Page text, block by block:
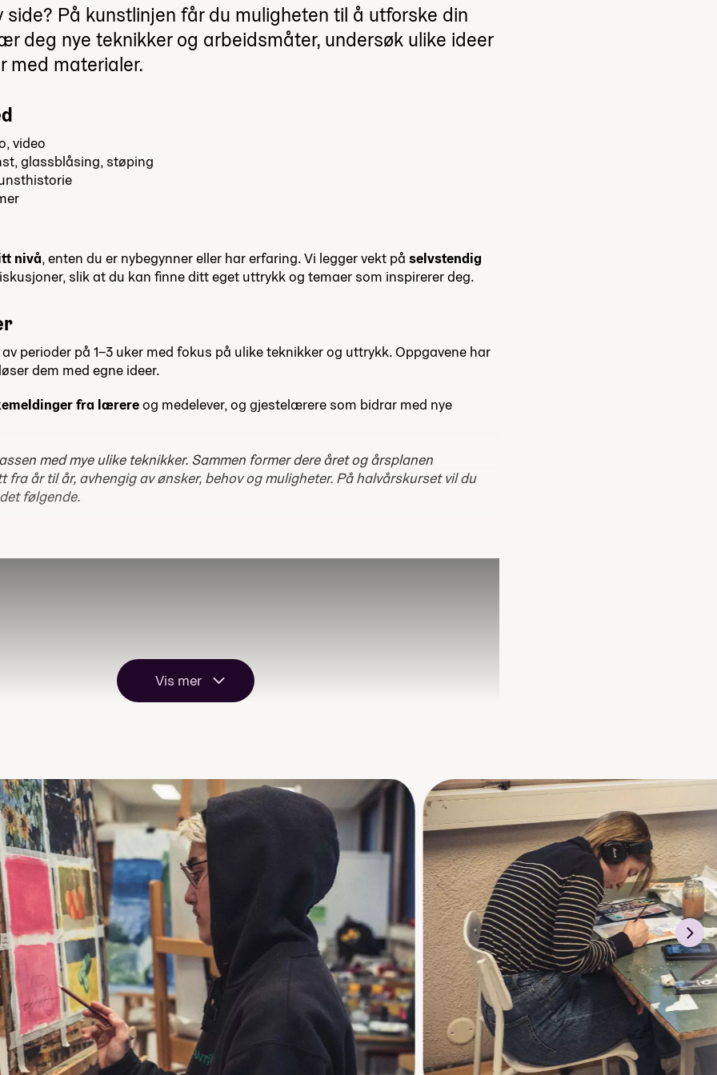
side? På kunstlinjen får du muligheten til å utforske din
deg nye teknikker og arbeidsmåter, undersøk ulike ideer
med materialer.
video
glassblåsing, støping
nivå, enten du er nybegynner eller har erfaring. Vi legger vekt på selvstendig
slik at du kan finne ditt eget uttrykk og temaer som inspirerer deg.
perioder på 1–3 uker med fokus på ulike teknikker og uttrykk. Oppgavene har
dem med egne ideer.
fra lærereog medelever, og gjestelærere som bidrar med nye
med mye ulike teknikker. Sammen former dere året og årsplanen
fra år til år, avhengig av ønsker, behov og muligheter. På halvårskurset vil du
følgende.
kroki og akttegning, og jobber med stilleben, portrett og abstrakte
som blyant, kull, pastell, akryl og olje.
og installasjon med nye materialer og jobber med forståelsen av
Vis mer